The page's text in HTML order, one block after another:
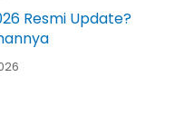
Resmi Update?